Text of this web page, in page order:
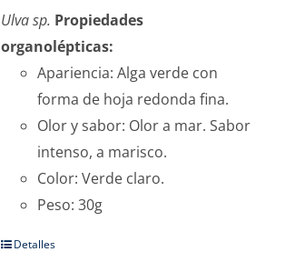
Ulva sp. Propiedades
organolépticas:
Apariencia: Alga verde con
forma de hoja redonda fina.
Olor y sabor: Olor a mar. Sabor
intenso, a marisco.
Color: Verde claro.
Peso: 30g
Detalles